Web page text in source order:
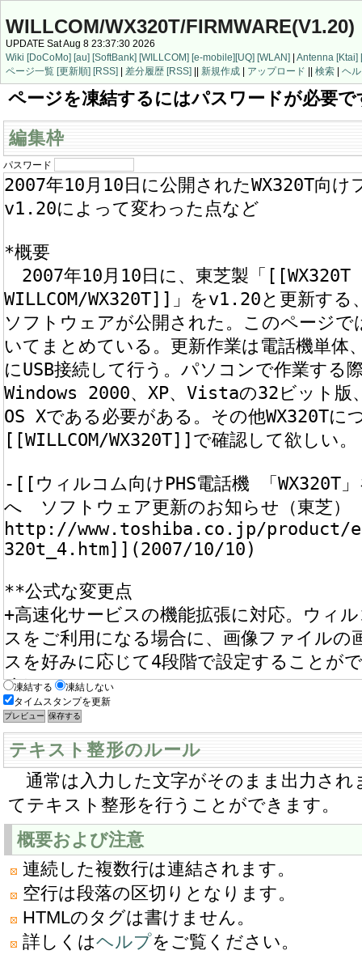
WILLCOM/WX320T/FIRMWARE(V1.20)
UPDATE Sat Aug 8 23:37:30 2026
Wiki [DoCoMo] [au] [SoftBank] [WILLCOM] [e-mobile][UQ] [WLAN] | Antenna [Ktai]
ページ一覧 [更新順] [RSS] | 差分履歴 [RSS] || 新規作成 | アップロード || 検索 | ヘ
ページを凍結するにはパスワードが必要で
編集枠
パスワード
凍結する
凍結しない
タイムスタンプを更新
テキスト整形のルール
通常は入力した文字がそのまま出力され
てテキスト整形を行うことができます。
概要および注意
連続した複数行は連結されます。
空行は段落の区切りとなります。
HTMLのタグは書けません。
詳しくはヘルプをご覧ください。